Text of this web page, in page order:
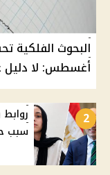
أغسطس: لا دليل
2
سبب حصول